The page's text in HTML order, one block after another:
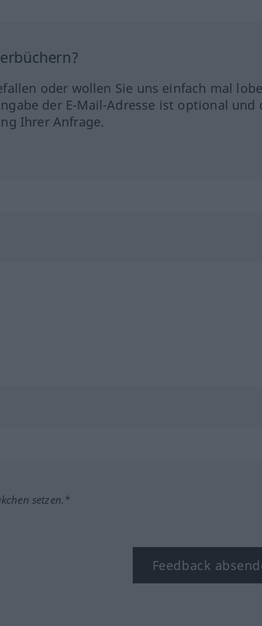
oder wollen Sie uns einfach mal
der E-Mail-Adresse ist optional und
Ihrer Anfrage.
setzen.*
Feedback